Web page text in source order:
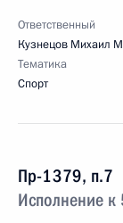
Ответственный
Кузнецов Михаил
Тематика
Спорт
Пр-1379, п.7
Исполнение к